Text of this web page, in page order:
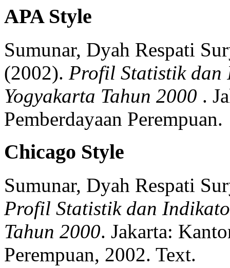
APA Style
Sumunar, Dyah Respati
(2002). Profil Statistik dan
Yogyakarta Tahun 2000 .
Pemberdayaan Perempuan.
Chicago Style
Sumunar, Dyah Respati
Profil Statistik dan
Tahun 2000. Jakarta:
Perempuan, 2002. Text.